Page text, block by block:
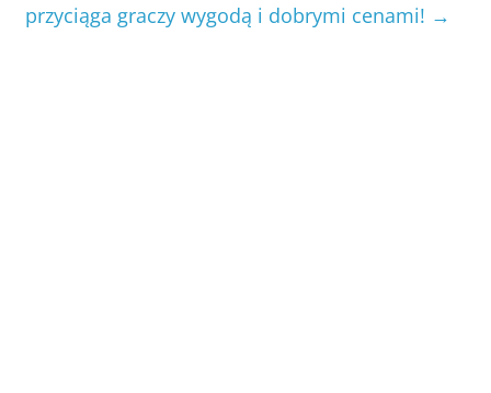
przyciąga graczy wygodą i dobrymi cenami! →